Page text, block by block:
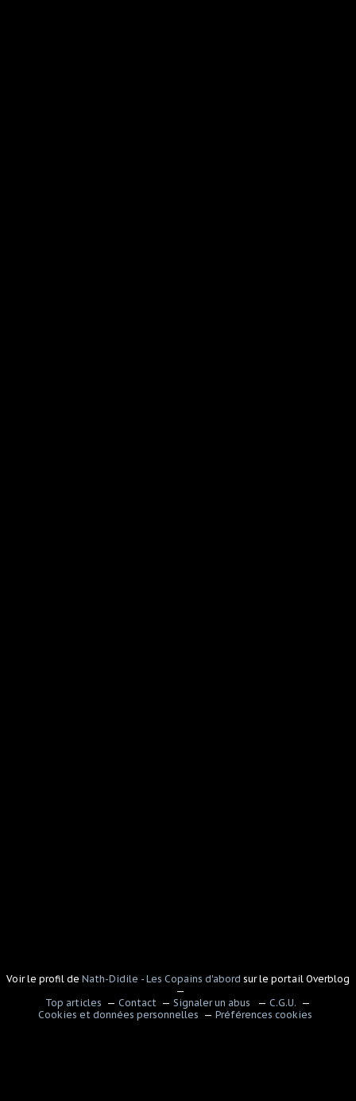
Voir le profil de Nath-Didile - Les Copains d'abord sur le portail Overblog
Top articles
Contact Signaler un abus
C.G.U.
Cookies et données personnelles
Préférences cookies